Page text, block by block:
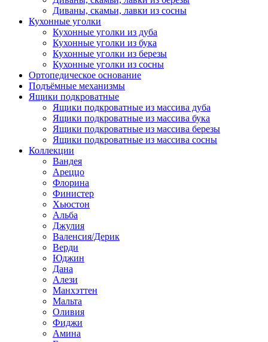
Диваны, скамьи, лавки из сосны
Кухонные уголки
Кухонные уголки из дуба
Кухонные уголки из бука
Кухонные уголки из березы
Кухонные уголки из сосны
Ортопедическое основание
Подъёмные механизмы
Ящики подкроватные
Ящики подкроватные из массива дуба
Ящики подкроватные из массива бука
Ящики подкроватные из массива березы
Ящики подкроватные из массива сосны
Коллекции
Вандея
Ареццо
Флорина
Финистер
Хьюстон
Альба
Джулия
Валенсия/Дерик
Верди
Юджин
Дана
Алези
Манхэттен
Мальта
Оливия
Фиджи
Амина